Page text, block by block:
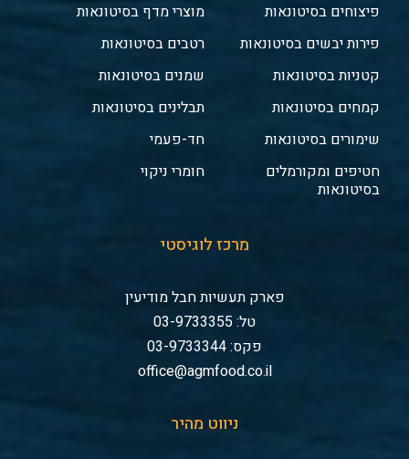
פיצוחים בסיטונאות
פירות יבשים בסיטונאות
קטניות בסיטונאות
קמחים בסיטונאות
שימורים בסיטונאות
חטיפים ומקורמלים
בסיטונאות
מוצרי מדף בסיטונאות
רטבים בסיטונאות
שמנים בסיטונאות
תבלינים בסיטונאות
חד-פעמי
חומרי ניקוי
מרכז לוגיסטי
פארק תעשיות חבל מודיעין
טל: 03-9733355
פקס: 03-9733344
office@agmfood.co.il
ניווט מהיר